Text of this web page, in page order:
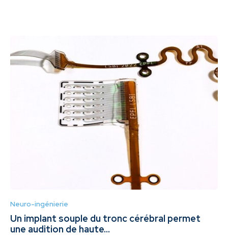
Neuro-ingénierie
Un implant souple du tronc cérébral permet
une audition de haute...